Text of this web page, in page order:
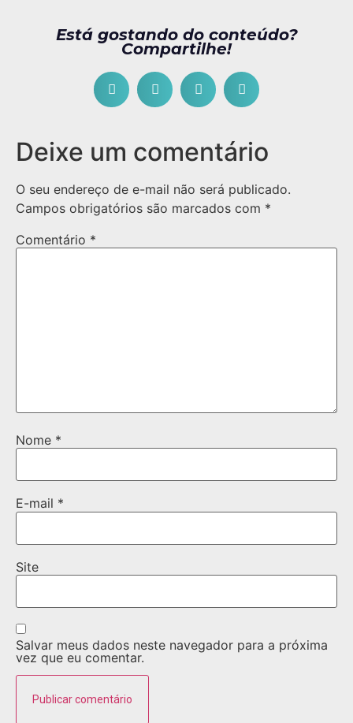
Está gostando do conteúdo?
Compartilhe!
Deixe um comentário
O seu endereço de e-mail não será publicado.
Campos obrigatórios são marcados com *
Comentário *
Nome *
E-mail *
Site
Salvar meus dados neste navegador para a próxima
vez que eu comentar.